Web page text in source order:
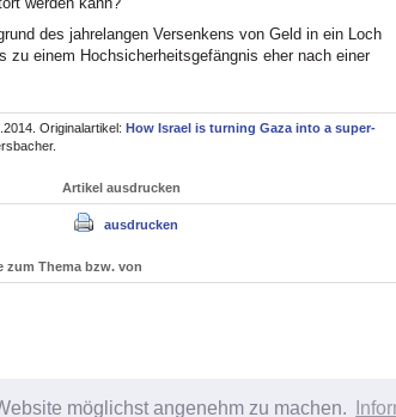
möglichst angenehm zu machen.
des jahrelangen Versenkens von Geld in ein Loch
zu einem Hochsicherheitsgefängnis eher nach einer
Originalartikel: How Israel is turning Gaza into a super-
Artikel ausdrucken
ausdrucken
zum Thema bzw. von